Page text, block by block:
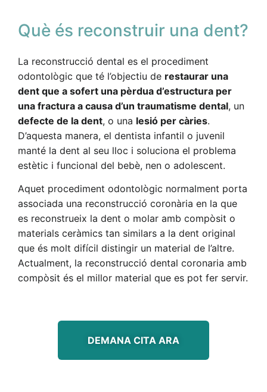
Què és reconstruir una dent?
La reconstrucció dental es el procediment
odontològic que té l’objectiu de restaurar una
dent que a sofert una pèrdua d’estructura per
una fractura a causa d’un traumatisme dental, un
defecte de la dent, o una lesió per càries.
D’aquesta manera, el dentista infantil o juvenil
manté la dent al seu lloc i soluciona el problema
estètic i funcional del bebè, nen o adolescent.
Aquet procediment odontològic normalment porta
associada una reconstrucció coronària en la que
es reconstrueix la dent o molar amb compòsit o
materials ceràmics tan similars a la dent original
que és molt difícil distingir un material de l’altre.
Actualment, la reconstrucció dental coronaria amb
compòsit és el millor material que es pot fer servir.
DEMANA CITA ARA